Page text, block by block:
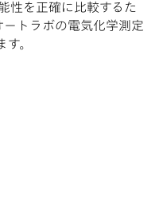
性を正確に比較するた
ートラボの電気化学測定
。